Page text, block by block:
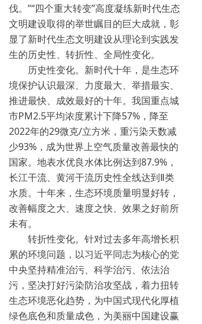
伐。”“四个重大转变”高度凝练新时代生态
文明建设取得的举世瞩目的巨大成就，彰
显了新时代生态文明建设从理论到实践发
生的历史性、转折性、全局性变化。
历史性变化。新时代十年，是生态环
境保护认识最深、力度最大、举措最实、
推进最快、成效最好的十年。我国重点城
市PM2.5平均浓度累计下降57%，降至
2022年的29微克/立方米，重污染天数减
少93%，成为世界上空气质量改善最快的
国家。地表水优良水体比例达到87.9%，
长江干流、黄河干流历史性全线达到Ⅱ类
水质。十年来，生态环境质量明显好转，
改善幅度之大、速度之快、效果之好前所
未有。
转折性变化。针对过去多年高增长积
累的环境问题，以习近平同志为核心的党
中央坚持精准治污、科学治污、依法治
污，坚决打好污染防治攻坚战，着力扭转
生态环境恶化趋势，为中国式现代化厚植
绿色底色和质量成色，为美丽中国建设赢